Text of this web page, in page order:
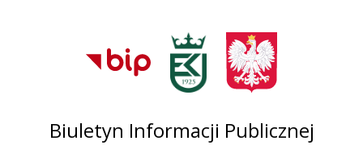
Przejdź do
głównego menu
Przejdź do treści
Przejdź do mapy
serwisu
Biuletyn Informacji Publicznej